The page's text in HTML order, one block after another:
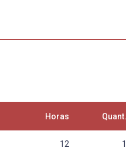
Horas Quant.
12 1